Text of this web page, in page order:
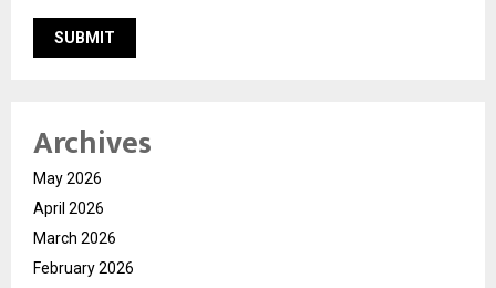
Archives
May 2026
April 2026
March 2026
February 2026